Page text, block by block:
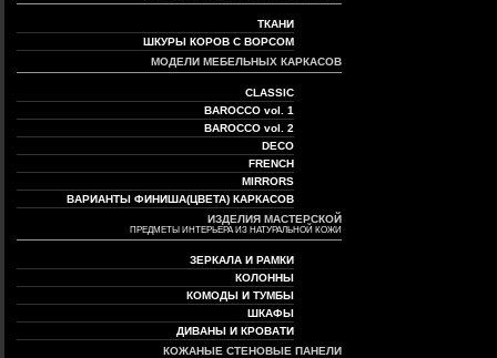
ТКАНИ
ШКУРЫ КОРОВ С ВОРСОМ
МОДЕЛИ МЕБЕЛЬНЫХ КАРКАСОВ
CLASSIC
BAROCCO vol. 1
BAROCCO vol. 2
DECO
FRENCH
MIRRORS
ВАРИАНТЫ ФИНИША(ЦВЕТА) КАРКАСОВ
ИЗДЕЛИЯ МАСТЕРСКОЙ
ПРЕДМЕТЫ ИНТЕРЬЕРА ИЗ НАТУРАЛЬНОЙ КОЖИ
ЗЕРКАЛА И РАМКИ
КОЛОННЫ
КОМОДЫ И ТУМБЫ
ШКАФЫ
ДИВАНЫ И КРОВАТИ
КОЖАНЫЕ СТЕНОВЫЕ ПАНЕЛИ